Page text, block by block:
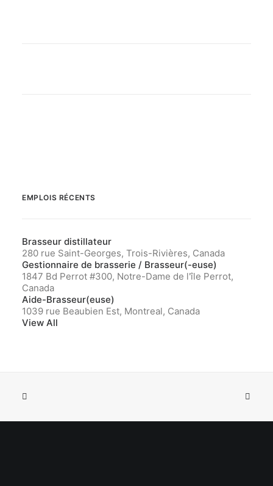
EMPLOIS RÉCENTS
Brasseur distillateur
280 rue Saint-Georges, Trois-Rivières, Canada
Gestionnaire de brasserie / Brasseur(-euse)
1847 Bd Perrot #300, Notre-Dame de l'île Perrot,
Canada
Aide-Brasseur(euse)
1039 rue Beaubien Est, Montreal, Canada
View All